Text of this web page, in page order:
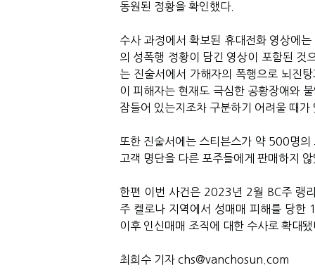
동원된 정황을 확인했다.
수사 과정에서 확보된 휴대전화 영상에
의 성폭행 정황이 담긴 영상이 포함된 것
는 진술서에서 가해자의 폭행으로 뇌진
이 피해자는 현재도 극심한 공황장애와
잠들어 있는지조차 구분하기 어려울 때가
또한 진술서에는 스티븐스가 약 500명
고객 명단을 다른 포주들에게 판매하지
한편 이번 사건은 2023년 2월 BC주 랭
주 켈로나 지역에서 성매매 피해를 당한
이후 인신매매 조직에 대한 수사로 확대
최희수 기자 chs@vanchosun.com